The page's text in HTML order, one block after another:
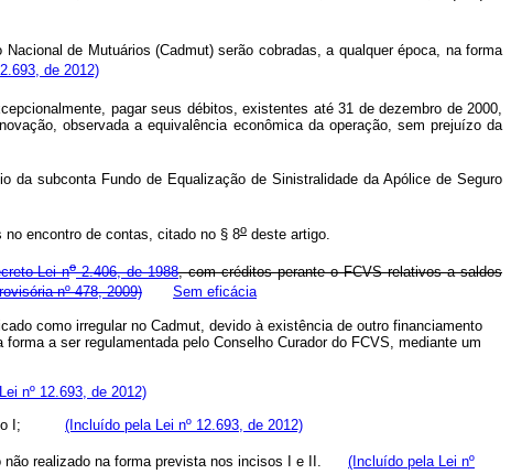
de Mutuários (Cadmut) serão cobradas, a qualquer época, na forma
de 2012)
pagar seus débitos, existentes até 31 de dezembro de 2000,
observada a equivalência econômica da operação, sem prejuízo da
da subconta Fundo de Equalização de Sinistralidade da Apólice de Seguro
no encontro de contas, citado no § 8o deste artigo.
Lei no2.406, de 1988, com créditos perante o FCVS relativos a saldos
nº 478, 2009) Sem eficácia
como irregular no Cadmut, devido à existência de outro financiamento
a ser regulamentada pelo Conselho Curador do FCVS, mediante um
nº 12.693, de 2012)
inciso I; (Incluído pela Lei nº 12.693, de 2012)
não realizado na forma prevista nos incisos I e II. (Incluído pela Lei nº